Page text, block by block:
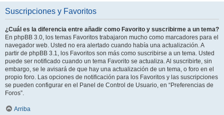
Suscripciones y Favoritos
¿Cuál es la diferencia entre añadir como Favorito y suscribirme a un tema?
En phpBB 3.0, los temas Favoritos trabajaron mucho como marcadores para el
navegador web. Usted no era alertado cuando había una actualización. A
partir de phpBB 3.1, los Favoritos son más como suscribirse a un tema. Usted
puede ser notificado cuando un tema Favorito se actualiza. Al suscribirte, sin
embargo, se le avisará de que hay una actualización de un tema, o foro en el
propio foro. Las opciones de notificación para los Favoritos y las suscripciones
se pueden configurar en el Panel de Control de Usuario, en “Preferencias de
Foros”.
Arriba